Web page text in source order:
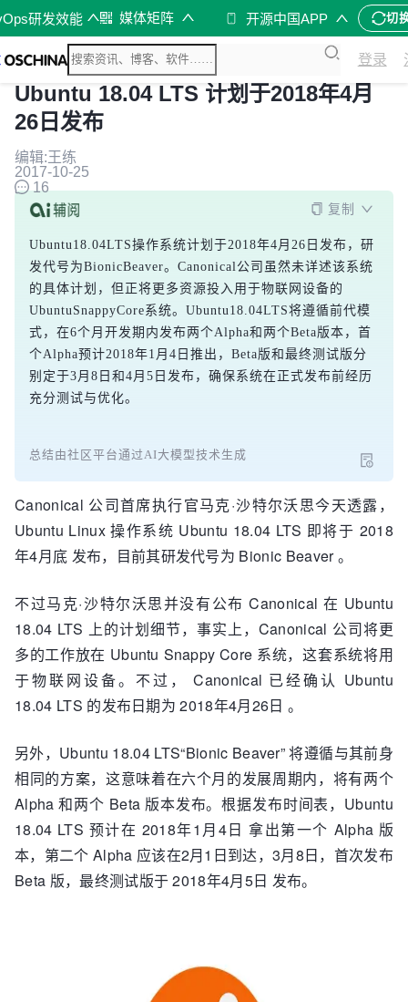
研发效能 媒体矩阵 开源中国APP 切
登录
Ubuntu 18.04 LTS 计划于2018年4月
26日发布
编辑:王练
2017-10-25
16
复制
Ubuntu18.04LTS操作系统计划于2018年4月26日发布，研
发代号为BionicBeaver。Canonical公司虽然未详述该系统
的具体计划，但正将更多资源投入用于物联网设备的
UbuntuSnappyCore系统。Ubuntu18.04LTS将遵循前代模
式，在6个月开发期内发布两个Alpha和两个Beta版本，首
个Alpha预计2018年1月4日推出，Beta版和最终测试版分
别定于3月8日和4月5日发布，确保系统在正式发布前经历
充分测试与优化。
总结由社区平台通过AI大模型技术生成
Canonical 公司首席执行官马克·沙特尔沃思今天透露，
Ubuntu Linux 操作系统 Ubuntu 18.04 LTS 即将于 2018
年4月底 发布，目前其研发代号为 Bionic Beaver 。
不过马克·沙特尔沃思并没有公布 Canonical 在 Ubuntu
18.04 LTS 上的计划细节，事实上，Canonical 公司将更
多的工作放在 Ubuntu Snappy Core 系统，这套系统将用
于物联网设备。不过， Canonical 已经确认 Ubuntu
18.04 LTS 的发布日期为 2018年4月26日 。
另外，Ubuntu 18.04 LTS“Bionic Beaver” 将遵循与其前身
相同的方案，这意味着在六个月的发展周期内，将有两个
Alpha 和两个 Beta 版本发布。根据发布时间表，Ubuntu
18.04 LTS 预计在 2018年1月4日 拿出第一个 Alpha 版
本，第二个 Alpha 应该在2月1日到达，3月8日，首次发布
Beta 版，最终测试版于 2018年4月5日 发布。